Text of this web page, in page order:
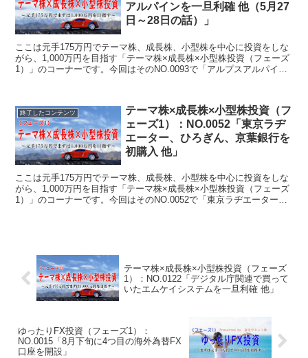
アルパインを一旦利確 他（5月27
日～28日の話）」
ここは元手175万円でテーマ株、成長株、小型株を中心に投資をしな
がら、1,000万円を目指す「テーマ株×成長株×小型株投資（フェーズ
1）」のコーナーです。今回はそのNO.0093で「アルプスアルパイン
終了したコンテンツ
テーマ株×成長株×小型株投資（フ
ェーズ1）：NO.0052「東京ラヂ
エーター、ひろぎん、京葉銀行を
初購入 他」
ここは元手175万円でテーマ株、成長株、小型株を中心に投資をしな
がら、1,000万円を目指す「テーマ株×成長株×小型株投資（フェーズ
1）」のコーナーです。今回はそのNO.0052で「東京ラヂエーター、
テーマ株×成長株×小型株投資（フェーズ
1）：NO.0122「デジタル庁関連で買って
いたエムケイシステムを一旦利確 他」
ゆったりFX投資（フェーズ1）：
NO.0015「8月下旬に4つ目の海外為替FX
口座を開設」